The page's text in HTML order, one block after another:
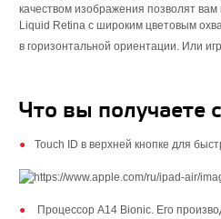
качеством изображения позволят
Liquid Retina с широким цветовым
в горизонтальной ориентации. Или
Что вы получаете
Touch ID в верхней кнопке для
Процессор A14 Bionic. Его